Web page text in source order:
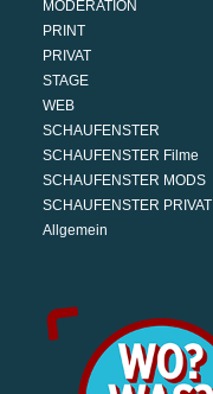
MODERATION
PRINT
PRIVAT
STAGE
WEB
SCHAUFENSTER
SCHAUFENSTER Filme
SCHAUFENSTER MODS
SCHAUFENSTER PRIVAT
Allgemein